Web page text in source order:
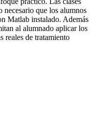
necesario que los alumnos
Matlab instalado. Además
al alumnado aplicar los
reales de tratamiento